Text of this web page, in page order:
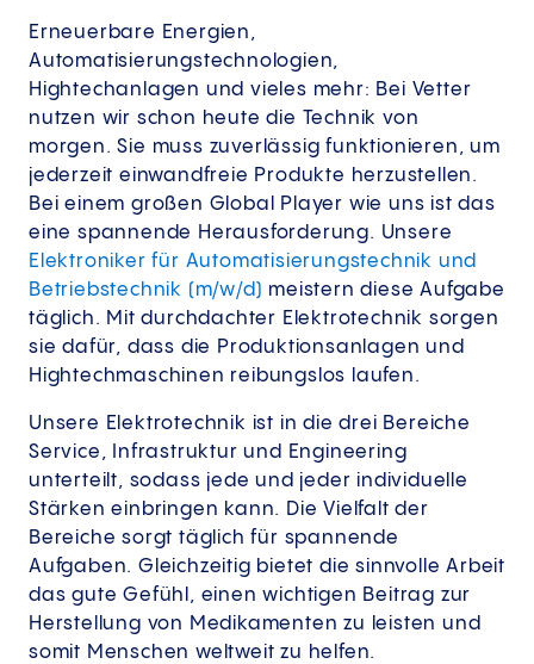
Erneuerbare Energien,
Automatisierungstechnologien,
Hightechanlagen und vieles mehr: Bei Vetter
nutzen wir schon heute die Technik von
morgen. Sie muss zuverlässig funktionieren, um
jederzeit einwandfreie Produkte herzustellen.
Bei einem großen Global Player wie uns ist das
eine spannende Herausforderung. Unsere
Elektroniker für Automatisierungstechnik und
Betriebstechnik (m/w/d) meistern diese Aufgabe
täglich. Mit durchdachter Elektrotechnik sorgen
sie dafür, dass die Produktionsanlagen und
Hightechmaschinen reibungslos laufen.
Unsere Elektrotechnik ist in die drei Bereiche
Service, Infrastruktur und Engineering
unterteilt, sodass jede und jeder individuelle
Stärken einbringen kann. Die Vielfalt der
Bereiche sorgt täglich für spannende
Aufgaben. Gleichzeitig bietet die sinnvolle Arbeit
das gute Gefühl, einen wichtigen Beitrag zur
Herstellung von Medikamenten zu leisten und
somit Menschen weltweit zu helfen.